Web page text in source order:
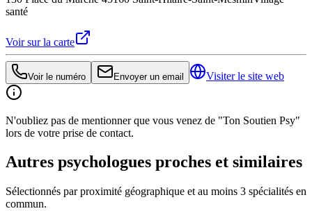
santé
Voir sur la carte
Voir le numéro Envoyer un email Visiter le site web
N'oubliez pas de mentionner que vous venez de "Ton Soutien Psy"
lors de votre prise de contact.
Autres psychologues proches et similaires
Sélectionnés par proximité géographique et au moins 3 spécialités en
commun.